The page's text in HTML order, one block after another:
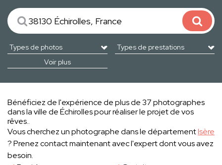
Voir plus
Bénéficiez de l'expérience de plus de 37 photographes
dans la ville de Échirolles pour réaliser le projet de vos
rêves..
Vous cherchez un photographe dans le départementIsère
? Prenez contact maintenant avec l'expert dont vous avez
besoin.